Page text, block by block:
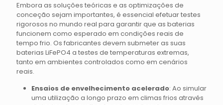
Embora as soluções teóricas e as optimizações de
conceção sejam importantes, é essencial efetuar testes
rigorosos no mundo real para garantir que as baterias
funcionem como esperado em condições reais de
tempo frio. Os fabricantes devem submeter as suas
baterias LiFePO4 a testes de temperaturas extremas,
tanto em ambientes controlados como em cenários
reais.
Ensaios de envelhecimento acelerado: Ao simular
uma utilização a longo prazo em climas frios através